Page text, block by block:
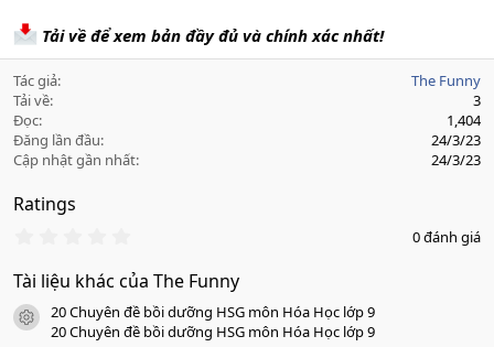
Tải về để xem bản đầy đủ và chính xác nhất!
Tác giả
The Funny
Tải về
3
Đọc
1,404
Đăng lần đầu
24/3/23
Cập nhật gần nhất
24/3/23
Ratings
0
0
s
a
o
0 đánh giá
Tài liệu khác của The Funny
icon tài liệu
20 Chuyên đề bồi dưỡng HSG môn Hóa Học lớp 9
20 Chuyên đề bồi dưỡng HSG môn Hóa Học lớp 9